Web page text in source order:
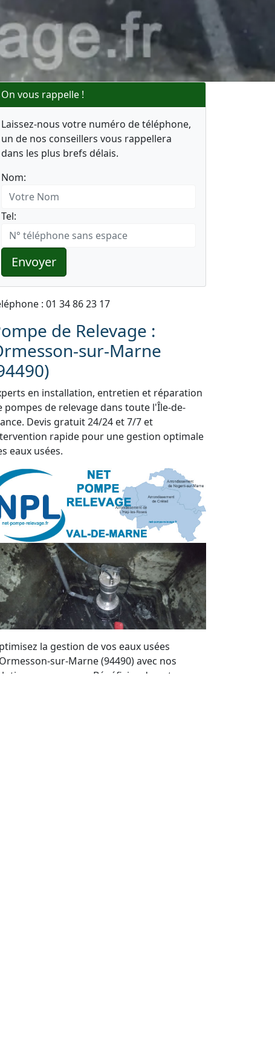
On vous rappelle !
Laissez-nous votre numéro de téléphone,
un de nos conseillers vous rappellera
dans les plus brefs délais.
Nom:
Tel:
Envoyer
: 01 34 86 23 17
de Relevage :
sur-Marne
en installation, entretien et réparation
pompes de relevage dans toute l'Île-de-
Devis gratuit 24/24 et 7/7 et
rapide pour une gestion optimale
eaux usées.
la gestion de vos eaux usées
sur-Marne (94490) avec nos
sur mesure. Bénéficiez de notre